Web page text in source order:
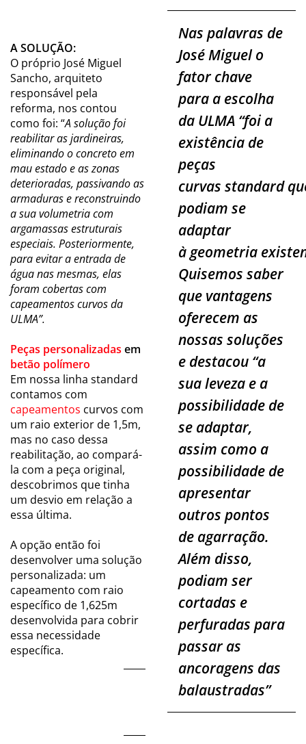
Nas palavras de
José Miguel o
fator chave
para a escolha
da ULMA “foi a
existência de
peças
curvas standard
podiam se
adaptar
à geometria
Quisemos saber
que vantagens
oferecem as
nossas soluções
e destacou “a
sua leveza e a
possibilidade de
se adaptar,
assim como a
possibilidade de
apresentar
outros pontos
de agarração.
Além disso,
podiam ser
cortadas e
perfuradas para
passar as
ancoragens das
balaustradas”
A SOLUÇÃO:
O próprio José Miguel
Sancho, arquiteto
responsável pela
reforma, nos contou
como foi: “A solução foi
reabilitar as jardineiras,
eliminando o concreto em
mau estado e as zonas
deterioradas, passivando as
armaduras e reconstruindo
a sua volumetria com
argamassas estruturais
especiais. Posteriormente,
para evitar a entrada de
água nas mesmas, elas
foram cobertas com
capeamentos curvos da
ULMA”.
Peças personalizadas em
betão polímero
Em nossa linha standard
contamos com
capeamentos curvos com
um raio exterior de 1,5m,
mas no caso dessa
reabilitação, ao compará-
la com a peça original,
descobrimos que tinha
um desvio em relação a
essa última.
A opção então foi
desenvolver uma solução
personalizada: um
capeamento com raio
específico de 1,625m
desenvolvida para cobrir
essa necessidade
específica.